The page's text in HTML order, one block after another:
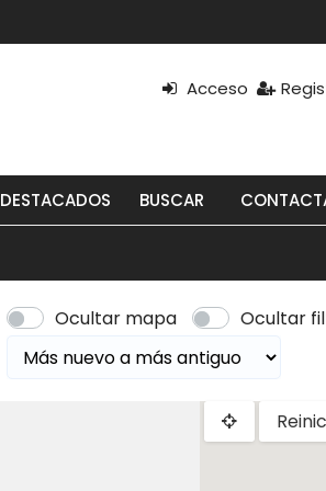
Acceso
DESTACADOS BUSCAR
Ocultar mapa Ocultar